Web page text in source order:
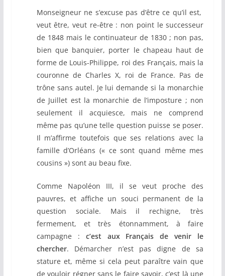
Monseigneur ne s’excuse pas d’être ce qu’il est,
veut être, veut re-être : non point le successeur
de 1848 mais le continuateur de 1830 ; non pas,
bien que banquier, porter le chapeau haut de
forme de Louis-Philippe, roi des Français, mais la
couronne de Charles X, roi de France. Pas de
trône sans autel. Je lui demande si la monarchie
de Juillet est la monarchie de l’imposture ; non
seulement il acquiesce, mais ne comprend
même pas qu’une telle question puisse se poser.
Il m’affirme toutefois que ses relations avec la
famille d’Orléans (« ce sont quand même mes
cousins ») sont au beau fixe.
Comme Napoléon III, il se veut proche des
pauvres, et affiche un souci permanent de la
question sociale. Mais il rechigne, très
fermement, et très étonnamment, à faire
campagne : c’est aux Français de venir le
chercher. Démarcher n’est pas digne de sa
stature et, même si cela peut paraître vain que
de vouloir régner sans le faire savoir, c’est là une